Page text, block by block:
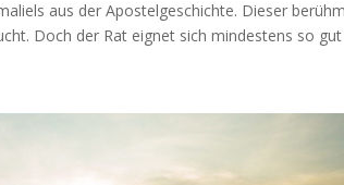
aus der Apos­telgeschichte. Dieser
Doch der Rat eignet sich min­destens so gut